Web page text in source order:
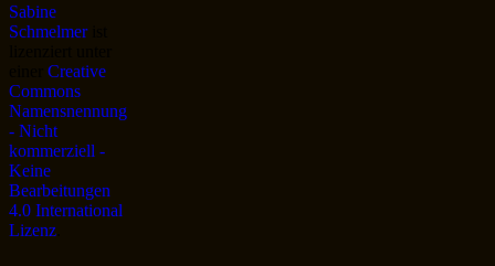
Sabine
Schmelmerist
Creative
Commons
Namensnennung
- Nicht
kommerziell -
Keine
Bearbeitungen
4.0 International
Lizenz